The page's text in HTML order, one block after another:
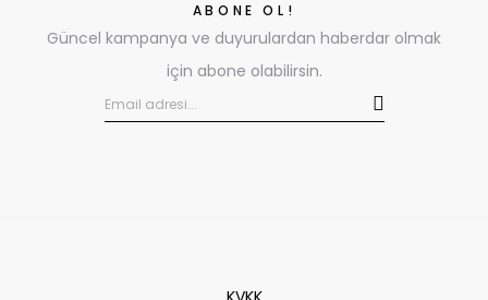
ABONE OL!
Güncel kampanya ve duyurulardan haberdar olmak
için abone olabilirsin.